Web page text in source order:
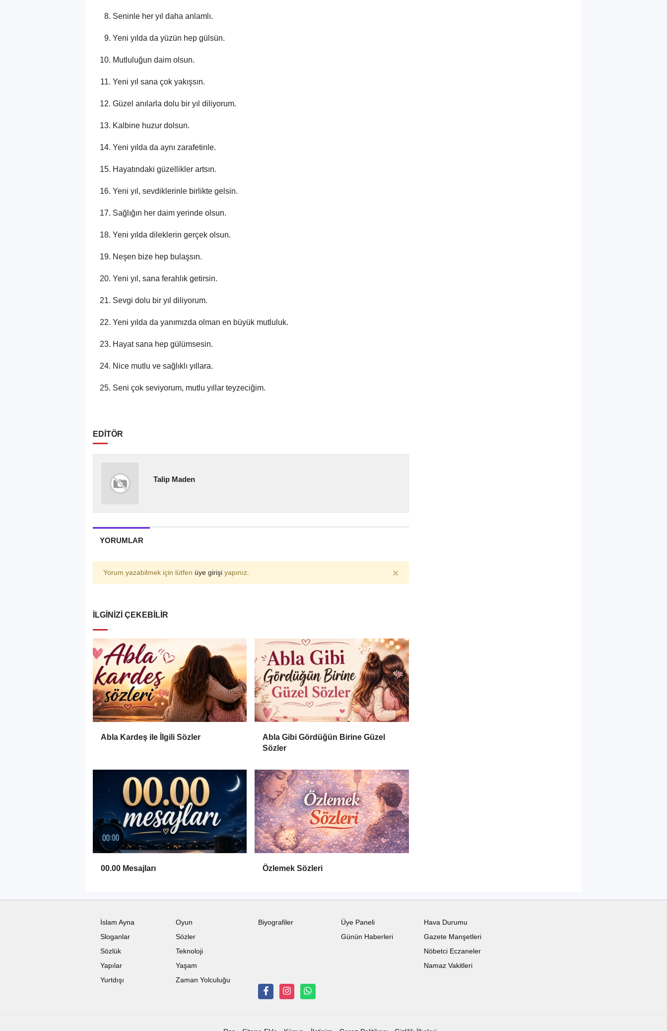
Seninle her yıl daha anlamlı.
Yeni yılda da yüzün hep gülsün.
Mutluluğun daim olsun.
Yeni yıl sana çok yakışsın.
Güzel anılarla dolu bir yıl diliyorum.
Kalbine huzur dolsun.
Yeni yılda da aynı zarafetinle.
Hayatındaki güzellikler artsın.
Yeni yıl, sevdiklerinle birlikte gelsin.
Sağlığın her daim yerinde olsun.
Yeni yılda dileklerin gerçek olsun.
Neşen bize hep bulaşsın.
Yeni yıl, sana ferahlık getirsin.
Sevgi dolu bir yıl diliyorum.
Yeni yılda da yanımızda olman en büyük mutluluk.
Hayat sana hep gülümsesin.
Nice mutlu ve sağlıklı yıllara.
Seni çok seviyorum, mutlu yıllar teyzeciğim.
EDİTÖR
Talip Maden
YORUMLAR
Yorum yazabilmek için lütfen üye girişi yapınız. ×
İLGINIZI ÇEKEBILIR
Abla Kardeş ile İlgili Sözler
Abla Gibi Gördüğün Birine Güzel
Sözler
00.00 Mesajları Özlemek Sözleri
İslam Ayna
Oyun
Sloganlar
Sözler
Sözlük
Teknoloji
Yapılar
Yaşam
Yurtdışı
Zaman Yolculuğu
Biyografiler
Üye Paneli
Günün Haberleri
Hava Durumu
Gazete Manşetleri
Nöbetci Eczaneler
Namaz Vakitleri